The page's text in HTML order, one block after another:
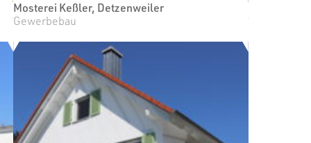
Mosterei Keßler, Detzenweiler
Gewerbebau